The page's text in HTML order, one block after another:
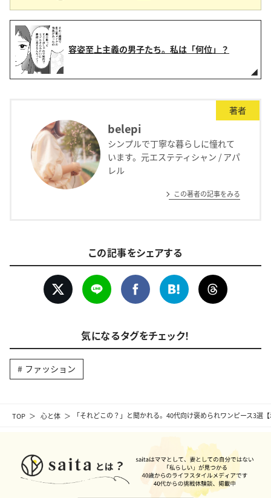
TOP 心と体 「それどこの？」と聞かれる。40代向け褒められワンピース3選
容姿至上主義の男子たち。私は「何位」？
著者
belepi
シンプルで丁寧な暮らしに憧れて
います。元エステティシャン / アパ
レル
この著者の記事をみる
この記事をシェアする
気になるタグをチェック！
ファッション